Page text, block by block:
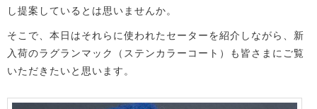
し提案しているとは思いませんか。
そこで、本日はそれらに使われたセーターを紹介しながら、新
入荷のラグランマック（ステンカラーコート）も皆さまにご覧
いただきたいと思います。